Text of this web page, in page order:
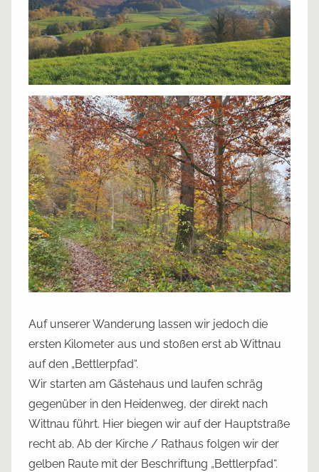
Auf unserer Wanderung lassen wir jedoch die
ersten Kilometer aus und stoßen erst ab Wittnau
auf den „Bettlerpfad“.
Wir starten am Gästehaus und laufen schräg
gegenüber in den Heidenweg, der direkt nach
Wittnau führt. Hier biegen wir auf der Hauptstraße
recht ab. Ab der Kirche / Rathaus folgen wir der
gelben Raute mit der Beschriftung „Bettlerpfad“.